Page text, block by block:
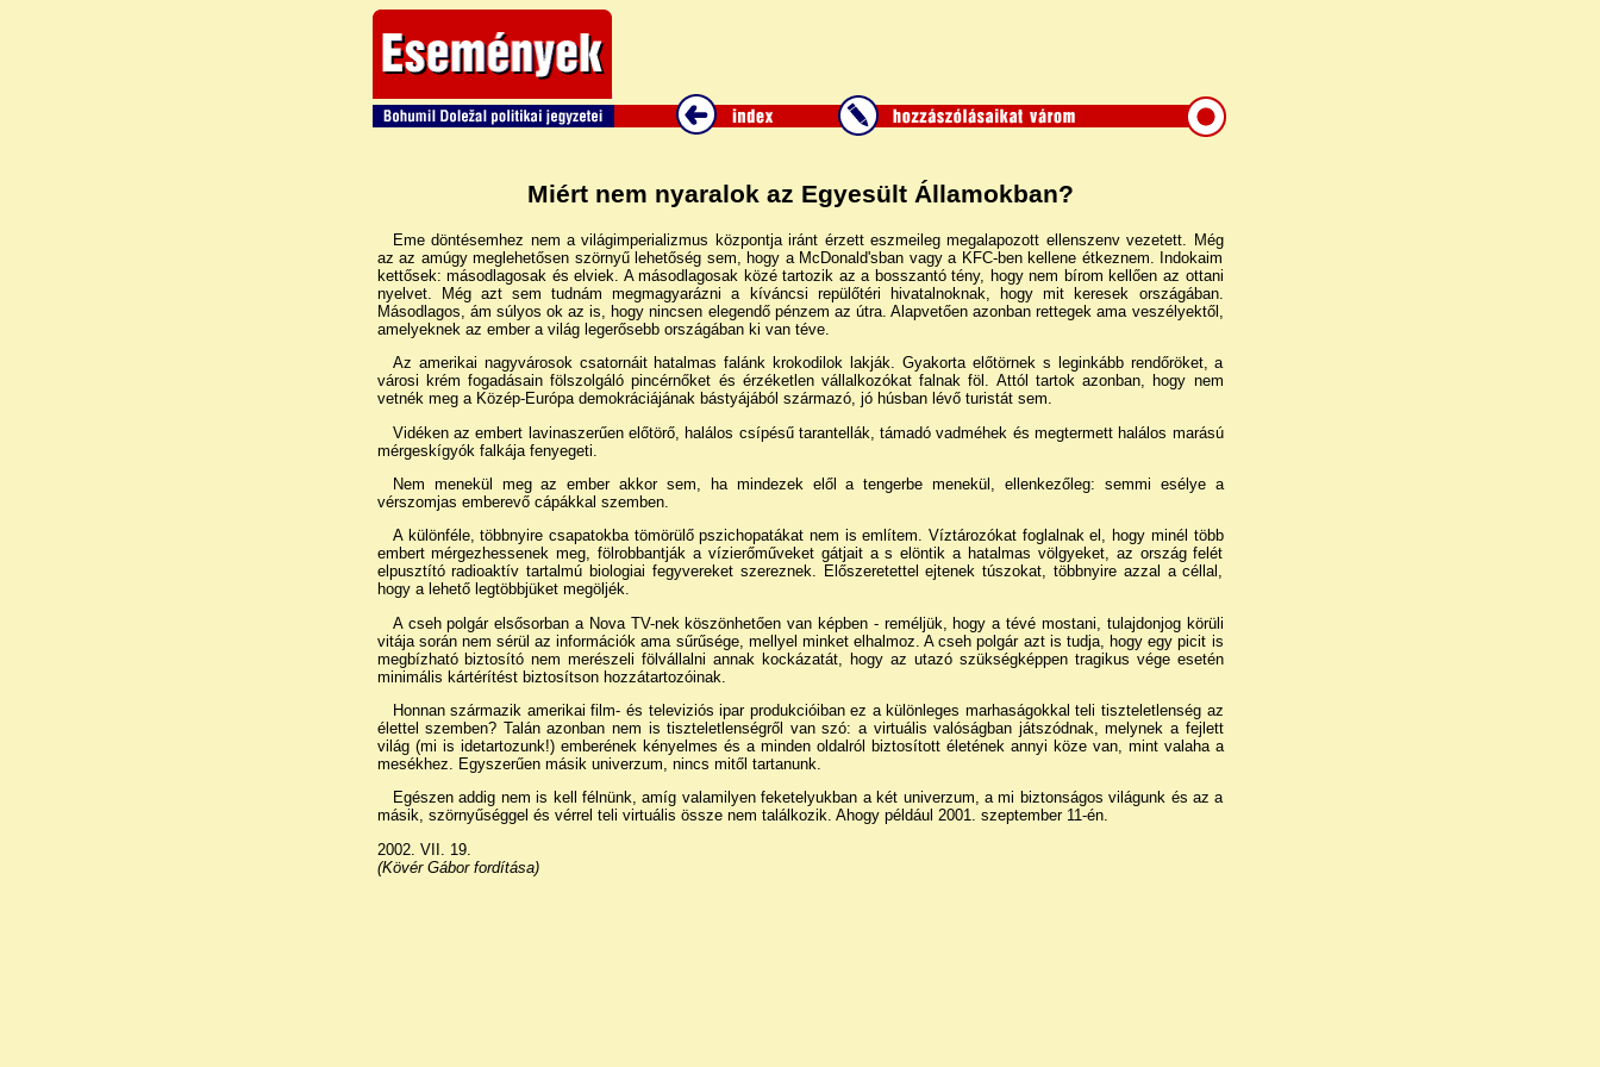
Miért nem nyaralok az Egyesült Államokban?
Eme döntésemhez nem a világimperializmus központja iránt érzett eszmeileg megalapozott ellenszenv vezetett. Még
az az amúgy meglehetősen szörnyű lehetőség sem, hogy a McDonald'sban vagy a KFC-ben kellene étkeznem. Indokaim
kettősek: másodlagosak és elviek. A másodlagosak közé tartozik az a bosszantó tény, hogy nem bírom kellően az ottani
nyelvet. Még azt sem tudnám megmagyarázni a kíváncsi repülőtéri hivatalnoknak, hogy mit keresek országában.
Másodlagos, ám súlyos ok az is, hogy nincsen elegendő pénzem az útra. Alapvetően azonban rettegek ama veszélyektől,
amelyeknek az ember a világ legerősebb országában ki van téve.
Az amerikai nagyvárosok csatornáit hatalmas falánk krokodilok lakják. Gyakorta előtörnek s leginkább rendőröket, a
városi krém fogadásain fölszolgáló pincérnőket és érzéketlen vállalkozókat falnak föl. Attól tartok azonban, hogy nem
vetnék meg a Közép-Európa demokráciájának bástyájából származó, jó húsban lévő turistát sem.
Vidéken az embert lavinaszerűen előtörő, halálos csípésű tarantellák, támadó vadméhek és megtermett halálos marású
mérgeskígyók falkája fenyegeti.
Nem menekül meg az ember akkor sem, ha mindezek elől a tengerbe menekül, ellenkezőleg: semmi esélye a
vérszomjas emberevő cápákkal szemben.
A különféle, többnyire csapatokba tömörülő pszichopatákat nem is említem. Víztározókat foglalnak el, hogy minél több
embert mérgezhessenek meg, fölrobbantják a vízierőműveket gátjait a s elöntik a hatalmas völgyeket, az ország felét
elpusztító radioaktív tartalmú biologiai fegyvereket szereznek. Előszeretettel ejtenek túszokat, többnyire azzal a céllal,
hogy a lehető legtöbbjüket megöljék.
A cseh polgár elsősorban a Nova TV-nek köszönhetően van képben - reméljük, hogy a tévé mostani, tulajdonjog körüli
vitája során nem sérül az információk ama sűrűsége, mellyel minket elhalmoz. A cseh polgár azt is tudja, hogy egy picit is
megbízható biztosító nem merészeli fölvállalni annak kockázatát, hogy az utazó szükségképpen tragikus vége esetén
minimális kártérítést biztosítson hozzátartozóinak.
Honnan származik amerikai film- és televiziós ipar produkcióiban ez a különleges marhaságokkal teli tiszteletlenség az
élettel szemben? Talán azonban nem is tiszteletlenségről van szó: a virtuális valóságban játszódnak, melynek a fejlett
világ (mi is idetartozunk!) emberének kényelmes és a minden oldalról biztosított életének annyi köze van, mint valaha a
mesékhez. Egyszerűen másik univerzum, nincs mitől tartanunk.
Egészen addig nem is kell félnünk, amíg valamilyen feketelyukban a két univerzum, a mi biztonságos világunk és az a
másik, szörnyűséggel és vérrel teli virtuális össze nem találkozik. Ahogy például 2001. szeptember 11-én.
2002. VII. 19.
(Kövér Gábor fordítása)